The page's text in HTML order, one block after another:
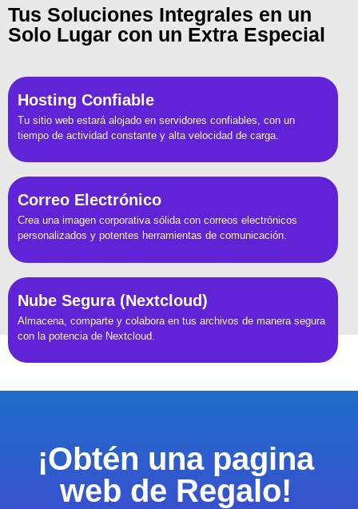
Hosting Confiable
Tu sitio web estará alojado en servidores confiables, con un
tiempo de actividad constante y alta velocidad de carga.
Correo Electrónico
Crea una imagen corporativa sólida con correos electrónicos
personalizados y potentes herramientas de comunicación.
Nube Segura (Nextcloud)
Almacena, comparte y colabora en tus archivos de manera segura
con la potencia de Nextcloud.
Tus Soluciones Integrales en un
Solo Lugar con un Extra Especial
¡Obtén una pagina
web de Regalo!